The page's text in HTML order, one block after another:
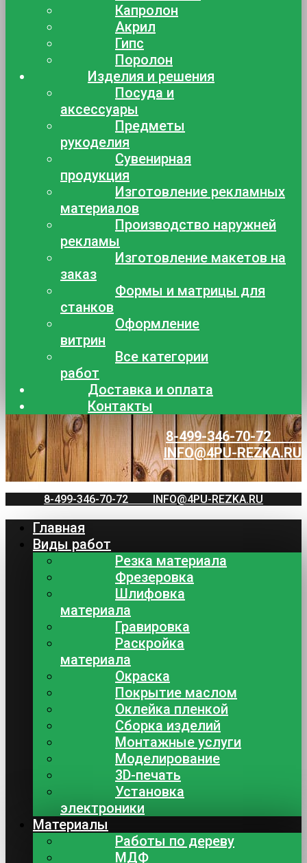
Капролон
Акрил
Гипс
Поролон
Изделия и решения
Посуда и
аксессуары
Предметы
рукоделия
Сувенирная
продукция
Изготовление рекламных
материалов
Производство наружней
рекламы
Изготовление макетов на
заказ
Формы и матрицы для
станков
Оформление
витрин
Все категории
работ
Доставка и оплата
Контакты
8-499-346-70-72
INFO@4PU-REZKA.RU
8-499-346-70-72 INFO@4PU-REZKA.RU
Главная
Виды работ
Резка материала
Фрезеровка
Шлифовка
материала
Гравировка
Раскройка
материала
Окраска
Покрытие маслом
Оклейка пленкой
Сборка изделий
Монтажные услуги
Моделирование
3D-печать
Установка
электроники
Материалы
Работы по дереву
МДФ